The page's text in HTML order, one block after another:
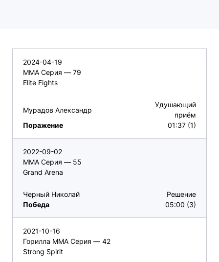
2024-04-19
ММА Серия — 79
Elite Fights
Мурадов Александр
Поражение
Удушающий
приём
01:37 (1)
2022-09-02
ММА Серия — 55
Grand Arena
Черный Николай
Победа
Решение
05:00 (3)
2021-10-16
Горилла ММА Серия — 42
Strong Spirit